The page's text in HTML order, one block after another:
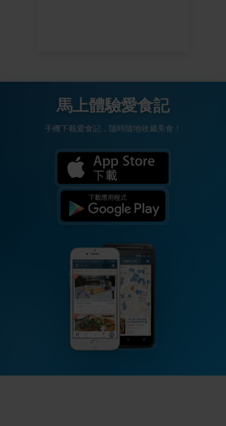
馬上體驗愛食記
手機下載愛食記，隨時隨地收藏美食！